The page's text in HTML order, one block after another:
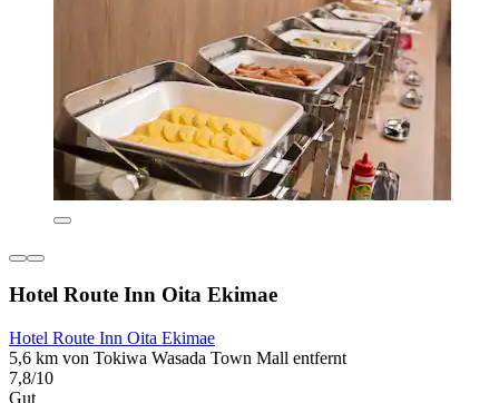
Hotel Route Inn Oita Ekimae
Hotel Route Inn Oita Ekimae
5,6 km von Tokiwa Wasada Town Mall entfernt
7,8/10
Gut